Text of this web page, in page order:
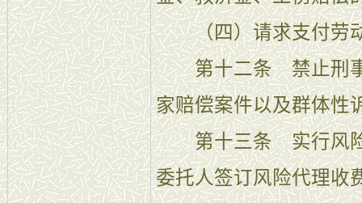
（四）请求支付劳动
第十二条 禁止刑事
家赔偿案件以及群体性
第十三条 实行风险
委托人签订风险代理收